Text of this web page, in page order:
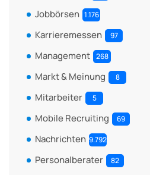
Jobbörsen 1.176
Karrieremessen 97
Management 268
Markt & Meinung 8
Mitarbeiter 5
Mobile Recruiting 69
Nachrichten 9.792
Personalberater 82